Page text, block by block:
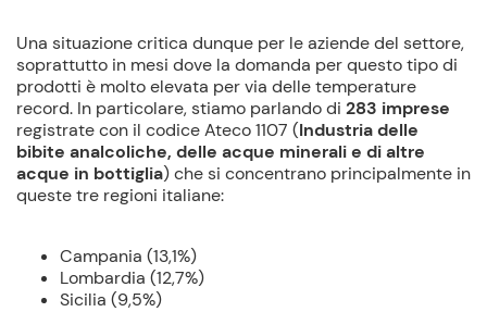
Una situazione critica dunque per le aziende del settore,
soprattutto in mesi dove la domanda per questo tipo di
prodotti è molto elevata per via delle temperature
record. In particolare, stiamo parlando di 283 imprese
registrate con il codice Ateco 1107 (Industria delle
bibite analcoliche, delle acque minerali e di altre
acque in bottiglia) che si concentrano principalmente in
queste tre regioni italiane:
Campania (13,1%)
Lombardia (12,7%)
Sicilia (9,5%)